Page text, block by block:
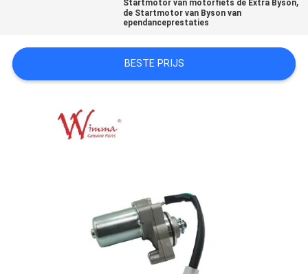
Startmotor van motorfiets de Extra Byson
de Startmotor van Byson van
ependanceprestaties
BESTE PRIJS